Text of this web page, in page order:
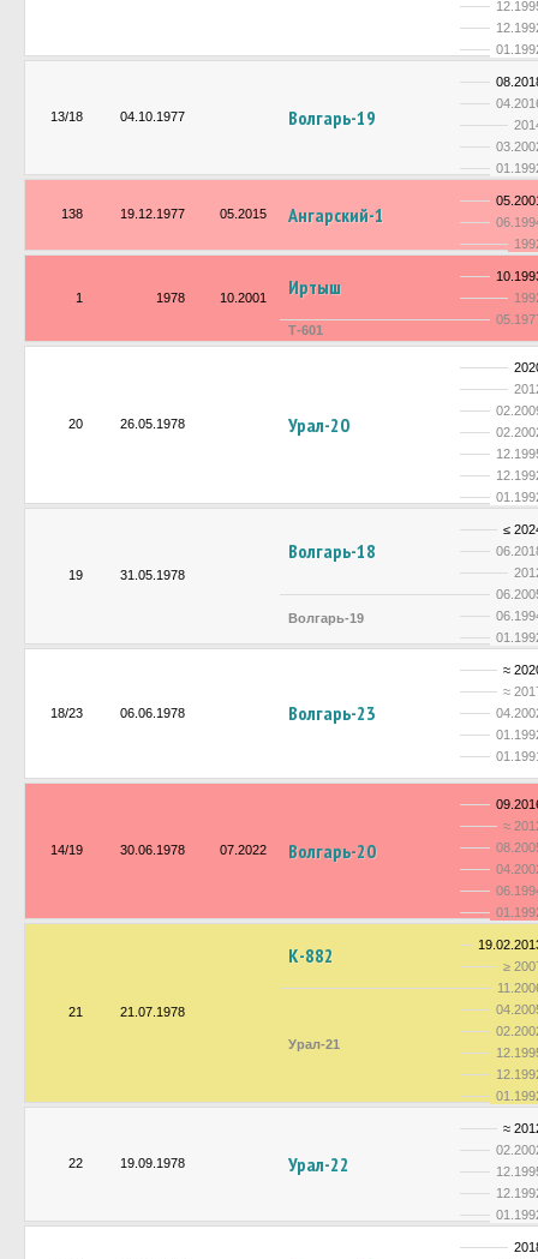
13/18 04.10.1977 Волгарь-19
138 19.12.1977 05.2015 Ангарский-1
1 1978 10.2001 Иртыш
Т-601
20 26.05.1978 Урал-20
19 31.05.1978
Волгарь-18
≤
Волгарь-19
18/23 06.06.1978 Волгарь-23
≈
≈
14/19 30.06.1978 07.2022 Волгарь-20
≈
21 21.07.1978
К-882
≥
Урал-21
22 19.09.1978 Урал-22
≈